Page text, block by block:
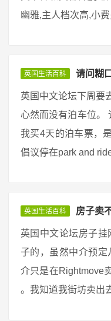
幽雅,主人档次高,小
英国生活百科 请问糊
英国中文论坛下周要
心然而没有泊车位。
我买4天的泊车票，
倡议停在park and
英国生活百科 房子卖
英国中文论坛房子
子的，虽然中介预定
介只是在Rightmove
。我知道我街坊卖出